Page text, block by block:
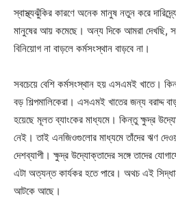
স্বাস্থ্যঝুঁকির কারণে অনেক মানুষ নতুন করে
মানুষের আয় কমেছে। অন্য দিকে আমরা দেখছি,
বিনিয়োগ না বাড়লে কর্মসংস্থান বাড়বে না।
সবচেয়ে বেশি কর্মসংস্থান হয় এসএমই খাতে।
বড় শিল্পমালিকেরা। এসএমই খাতের জন্য বরাদ্দ
হয়েছে মূলত ব্যাংকের মাধ্যমে। কিন্তু ক্ষুদ্র
নেই। তাই এনজিওগুলোর মাধ্যমে তাঁদের ঋণ
দেশব্যাপী। ক্ষুদ্র উদ্যোক্তাদের সঙ্গে তাদের
এটা অত্যন্ত কার্যকর হতে পারে। অথচ এই
আটকে আছে।